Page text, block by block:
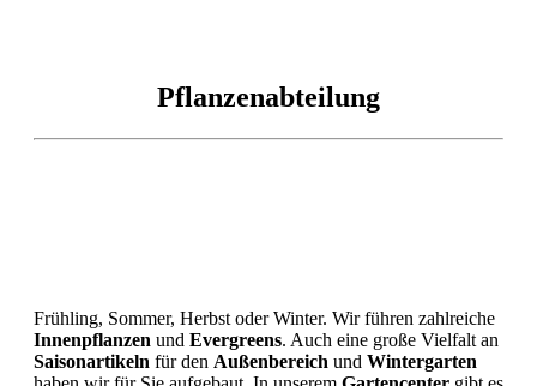
Pflanzenabteilung
Frühling, Sommer, Herbst oder Winter. Wir führen zahlreiche
Innenpflanzen und Evergreens. Auch eine große Vielfalt an
Saisonartikeln für den Außenbereich und Wintergarten